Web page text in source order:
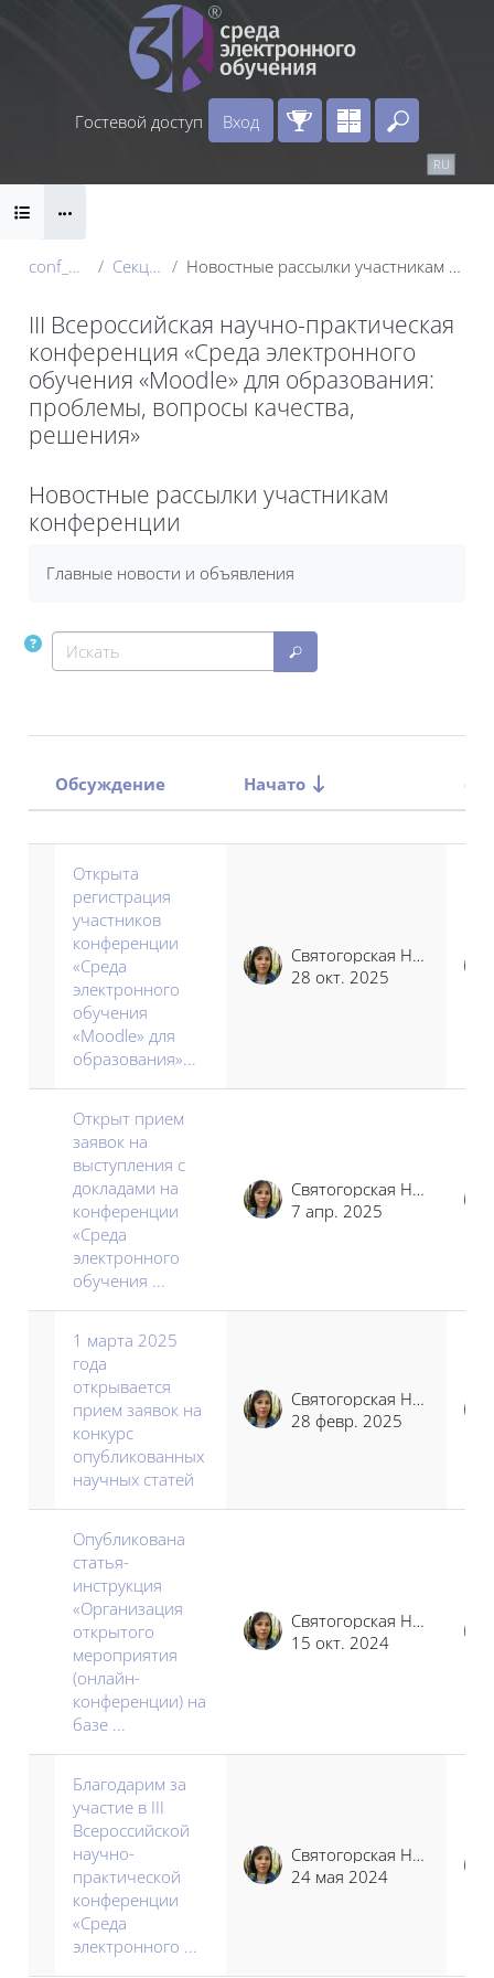
Перейти к основному содержанию
Гостевой доступ
Вход
RU
Блоки
conf_2024 Секция 1 Новостные рассылки участникам конференции
III Всероссийская научно-практическая
конференция «Среда электронного
обучения «Moodle» для образования:
проблемы, вопросы качества,
решения»
Новостные рассылки участникам
конференции
Главные новости и объявления
Искать
Искать
Статус
Обсуждение Начато
Открыта
регистрация
участников
конференции
«Среда
электронного
обучения
«Moodle» для
образования»...
Святогорская Наталья Владимировна
28 окт. 2025
Открыт прием
заявок на
выступления с
докладами на
конференции
«Среда
электронного
обучения ...
Святогорская Наталья Владимировна
7 апр. 2025
1 марта 2025
года
открывается
прием заявок на
конкурс
опубликованных
научных статей
Святогорская Наталья Владимировна
28 февр. 2025
Опубликована
статья-
инструкция
«Организация
открытого
мероприятия
(онлайн-
конференции) на
базе ...
Святогорская Наталья Владимировна
15 окт. 2024
Благодарим за
участие в III
Всероссийской
научно-
практической
конференции
«Среда
электронного ...
Святогорская Наталья Владимировна
24 мая 2024